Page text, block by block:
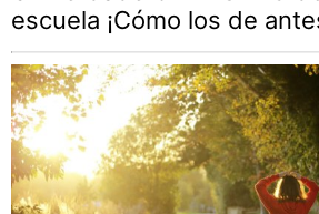
escuela ¡Cómo los de